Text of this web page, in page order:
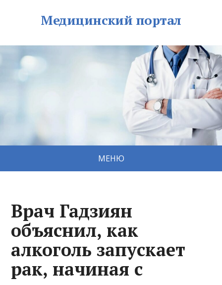
Медицинский портал
МЕНЮ
Врач Гадзиян
объяснил, как
алкоголь запускает
рак, начиная с